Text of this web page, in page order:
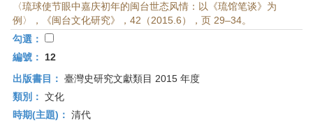
〈琉球使节眼中嘉庆初年的闽台世态风情：以《琉馆笔谈》为
例〉，《闽台文化研究》，42（2015.6），页 29–34。
勾選：
編號：
12
出版書目： 臺灣史研究文獻類目 2015 年度
類別： 文化
時期(主題)： 清代